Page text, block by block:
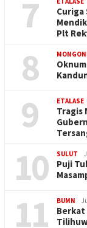
7
Curiga
Plt
8
9 ETALASE
Tragis
10 SULUT
Puji
11 BUMN
Berkat